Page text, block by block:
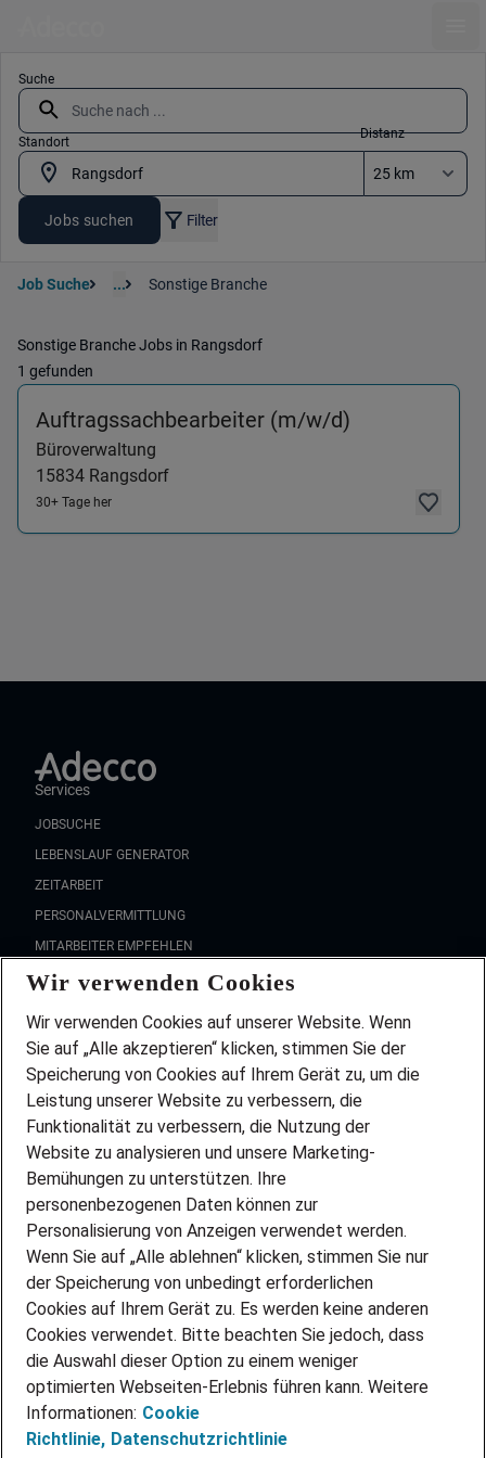
Suche
Standort
Distanz
Jobs suchen Filter
Job Suche ... Sonstige Branche
Sonstige Branche Jobs in Rangsdorf
1 gefunden
Auftragssachbearbeiter (m/w/d)
Büroverwaltung
15834 Rangsdorf
30+ Tage her
Services
JOBSUCHE
LEBENSLAUF GENERATOR
ZEITARBEIT
PERSONALVERMITTLUNG
MITARBEITER EMPFEHLEN
FAQ
Wir stellen ein!
DEINE BERUFSGRUPPE
DEINE LEBENSSITUATION
PARTNERSHIP WITH AIRBUS
INITIATIV BEWERBEN
ÜBER UNS
STANDORTE
BLOG
PRESSE
KONTAKT
@Adecco 2026
IMPRESSUM
DATENSCHUTZ
Wir verwenden Cookies
Wir verwenden Cookies auf unserer Website. Wenn
Sie auf „Alle akzeptieren“ klicken, stimmen Sie der
Speicherung von Cookies auf Ihrem Gerät zu, um die
Leistung unserer Website zu verbessern, die
Funktionalität zu verbessern, die Nutzung der
Website zu analysieren und unsere Marketing-
Bemühungen zu unterstützen. Ihre
personenbezogenen Daten können zur
Personalisierung von Anzeigen verwendet werden.
Wenn Sie auf „Alle ablehnen“ klicken, stimmen Sie nur
der Speicherung von unbedingt erforderlichen
Cookies auf Ihrem Gerät zu. Es werden keine anderen
Cookies verwendet. Bitte beachten Sie jedoch, dass
die Auswahl dieser Option zu einem weniger
optimierten Webseiten-Erlebnis führen kann. Weitere
Informationen: Cookie
Richtlinie, Datenschutzrichtlinie